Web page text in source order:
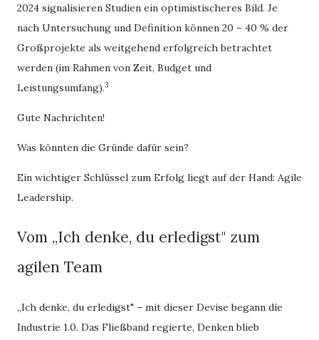
2024 signalisieren Studien ein optimistischeres Bild. Je
nach Untersuchung und Definition können 20 – 40 % der
Großprojekte als weitgehend erfolgreich betrachtet
werden (im Rahmen von Zeit, Budget und
Leistungsumfang).3
Gute Nachrichten!
Was könnten die Gründe dafür sein?
Ein wichtiger Schlüssel zum Erfolg liegt auf der Hand: Agile
Leadership.
Vom „Ich denke, du erledigst" zum
agilen Team
„Ich denke, du erledigst" – mit dieser Devise begann die
Industrie 1.0. Das Fließband regierte, Denken blieb